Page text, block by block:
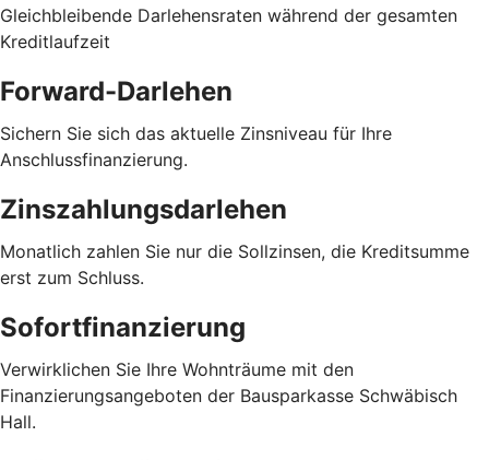
Gleichbleibende Darlehensraten während der gesamten
Kreditlaufzeit
Forward-Darlehen
Sichern Sie sich das aktuelle Zinsniveau für Ihre
Anschlussfinanzierung.
Zinszahlungsdarlehen
Monatlich zahlen Sie nur die Sollzinsen, die Kreditsumme
erst zum Schluss.
Sofortfinanzierung
Verwirklichen Sie Ihre Wohnträume mit den
Finanzierungsangeboten der Bausparkasse Schwäbisch
Hall.